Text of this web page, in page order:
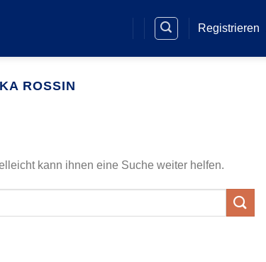
Registrieren
ROSSIN
kann ihnen eine Suche weiter helfen.